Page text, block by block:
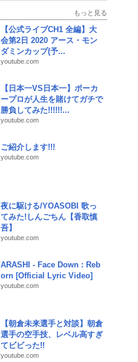
もっと見る
【公式ライブCH1 全編】大
会第2日 2020 アース・モン
ダミンカップ(予...
youtube.com
【日本一VS日本一】ポーカ
ープロが人生を賭けてガチで
勝負してみた!!!!!!...
youtube.com
ご紹介します!!!
youtube.com
夜に駆ける/YOASOBI 歌っ
てみた!しんごちん【香取慎
吾】
youtube.com
ARASHI - Face Down : Reb
orn [Official Lyric Video]
youtube.com
【朝倉未来選手と対談】朝倉
選手の空手技、レベル高すぎ
てビビった!!
youtube.com